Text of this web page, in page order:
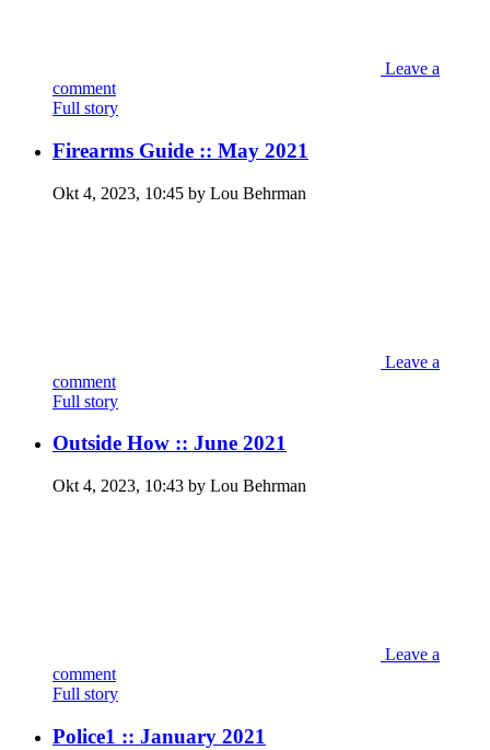
Leave a
comment
Full story
Firearms Guide :: May 2021
Okt 4, 2023, 10:45 by Lou Behrman
Leave a
comment
Full story
Outside How :: June 2021
Okt 4, 2023, 10:43 by Lou Behrman
Leave a
comment
Full story
Police1 :: January 2021